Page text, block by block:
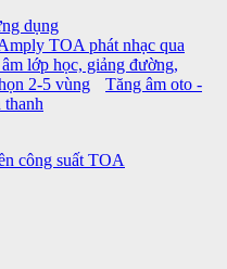
dụng
TOA phát nhạc qua
lớp học, giảng đường,
2-5 vùng
Tăng âm oto -
thanh
công suất TOA